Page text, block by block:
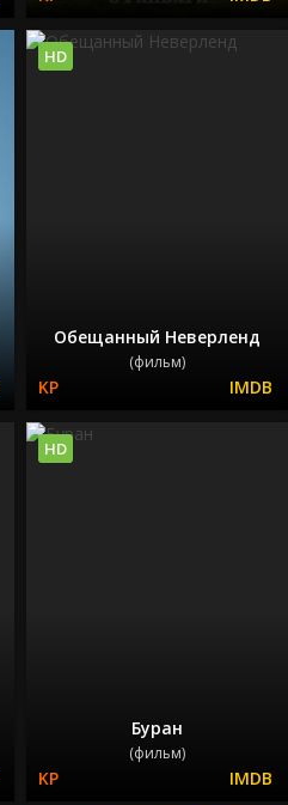
Обещанный Неверленд
(фильм)
HD
Буран
(фильм)
HD